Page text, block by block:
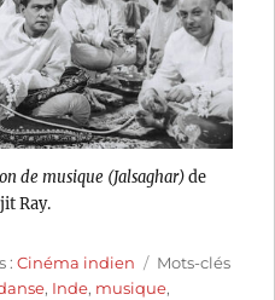
de musique (Jalsaghar)de
Ray.
:Cinéma indien Étiquettes
Mots-clés
, Inde, musique,